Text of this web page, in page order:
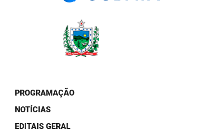
PROGRAMAÇÃO
NOTÍCIAS
EDITAIS GERAL